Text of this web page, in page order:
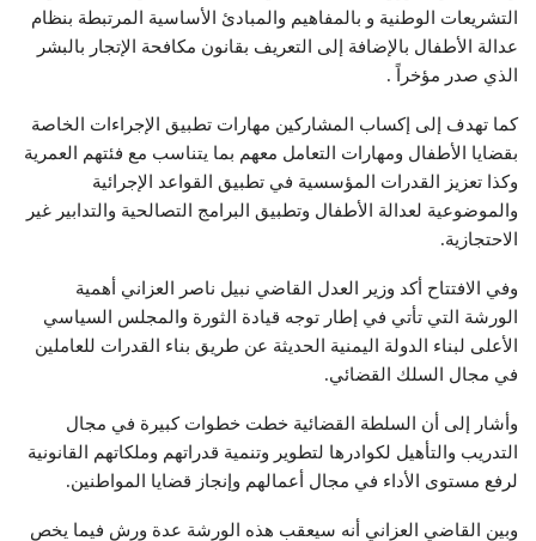
التشريعات الوطنية و بالمفاهيم والمبادئ الأساسية المرتبطة بنظام
عدالة الأطفال بالإضافة إلى التعريف بقانون مكافحة الإتجار بالبشر
الذي صدر مؤخراً .
كما تهدف إلى إكساب المشاركين مهارات تطبيق الإجراءات الخاصة
بقضايا الأطفال ومهارات التعامل معهم بما يتناسب مع فئتهم العمرية
وكذا تعزيز القدرات المؤسسية في تطبيق القواعد الإجرائية
والموضوعية لعدالة الأطفال وتطبيق البرامج التصالحية والتدابير غير
الاحتجازية.
وفي الافتتاح أكد وزير العدل القاضي نبيل ناصر العزاني أهمية
الورشة التي تأتي في إطار توجه قيادة الثورة والمجلس السياسي
الأعلى لبناء الدولة اليمنية الحديثة عن طريق بناء القدرات للعاملين
في مجال السلك القضائي.
وأشار إلى أن السلطة القضائية خطت خطوات كبيرة في مجال
التدريب والتأهيل لكوادرها لتطوير وتنمية قدراتهم وملكاتهم القانونية
لرفع مستوى الأداء في مجال أعمالهم وإنجاز قضايا المواطنين.
وبين القاضي العزاني أنه سيعقب هذه الورشة عدة ورش فيما يخص